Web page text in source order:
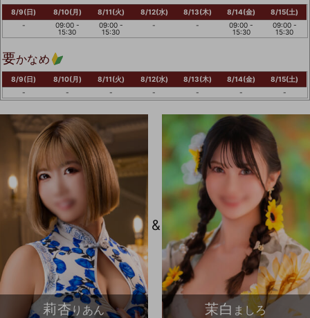
8/9(日)
-
8/10(月)
09:00 -
15:30
8/11(火)
09:00 -
15:30
8/12(水)
-
8/13(木)
-
8/14(金)
09:00 -
15:30
8/15(土)
09:00 -
15:30
要かなめ
8/9(日)
-
8/10(月)
-
8/11(火)
-
8/12(水)
-
8/13(木)
-
8/14(金)
-
8/15(土)
-
莉杏りあん
&
茉白 ましろ